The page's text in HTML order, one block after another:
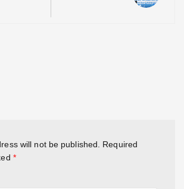
will not be published.
Required
*